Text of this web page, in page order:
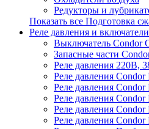
Редукторы и
Показать все Подготовка
Реле давления и включатели
Выключатель Condor
Запасные части
Реле давления 220В,
Реле давления
Реле давления
Реле давления
Реле давления
Реле давления